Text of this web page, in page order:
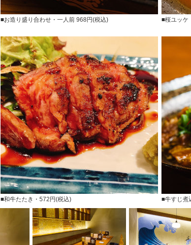
■お造り盛り合わせ・一人前 968円(税込) ■桜ユッケ
■和牛たたき・572円(税込) ■牛すじ煮